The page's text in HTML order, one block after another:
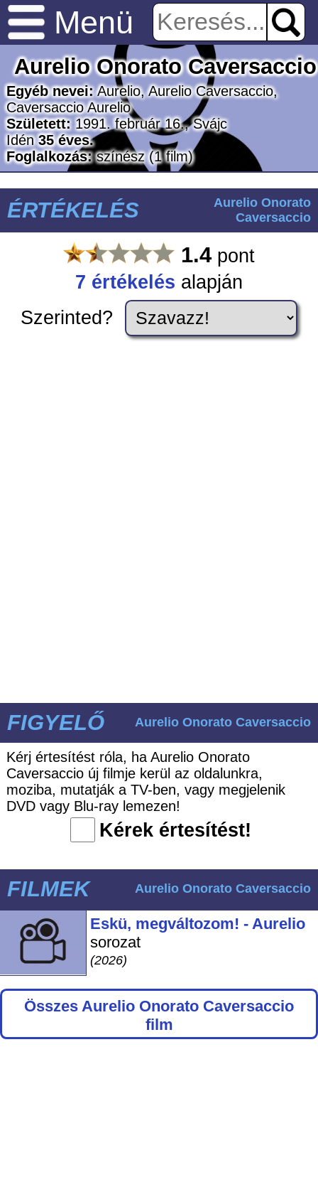
Menü
Aurelio Onorato Caversaccio
Egyéb nevei:Aurelio, Aurelio Caversaccio,
Caversaccio Aurelio
Született:1991. február 16., Svájc
Idén35 éves.
Foglalkozás:színész(1 film)
ÉRTÉKELÉS
Aurelio Onorato
Caversaccio
1.4 pont
7 értékelés alapján
Szerinted?
FIGYELŐ Aurelio Onorato Caversaccio
Kérj értesítést róla, ha Aurelio Onorato
Caversaccio új filmje kerül az oldalunkra,
moziba, mutatják a TV-ben, vagy megjelenik
DVD vagy Blu-ray lemezen!
Kérek értesítést!
FILMEK Aurelio Onorato Caversaccio
Eskü, megváltozom! - Aurelio
sorozat
(2026)
Összes Aurelio Onorato Caversaccio
film